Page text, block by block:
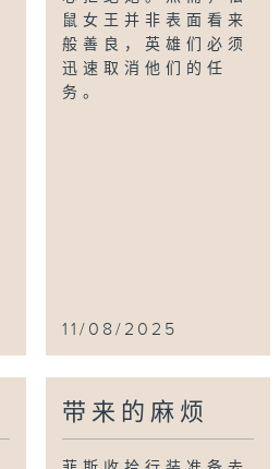
鼠女王并非表面看来
般善良，英雄们必须
迅速取消他们的任
务。
11/08/2025
带来的麻烦